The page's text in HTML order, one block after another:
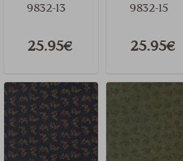
9832-13
25.95€
9832-15
25.95€